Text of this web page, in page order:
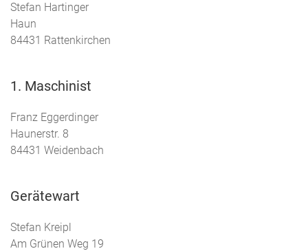
Stefan Hartinger
Haun
84431 Rattenkirchen
1. Maschinist
Franz Eggerdinger
Haunerstr. 8
84431 Weidenbach
Gerätewart
Stefan Kreipl
Am Grünen Weg 19